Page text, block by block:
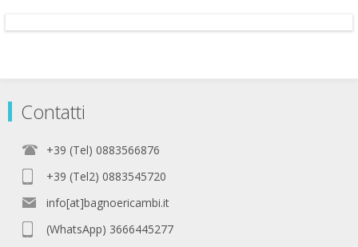
Contatti
+39 (Tel) 0883566876
+39 (Tel2) 0883545720
info[at]bagnoericambi.it
(WhatsApp) 3666445277